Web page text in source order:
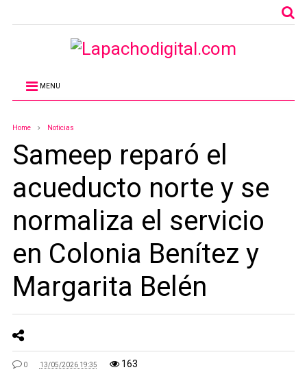
MENU
Home Noticias
Sameep reparó el
acueducto norte y se
normaliza el servicio
en Colonia Benítez y
Margarita Belén
0 13/05/2026 19:35 163